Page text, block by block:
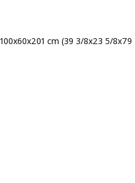
cm (39 3/8x23 5/8x79
Total des évaluations: